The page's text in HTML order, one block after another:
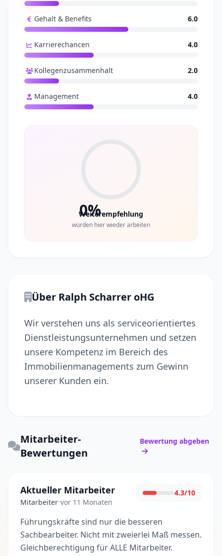
Gehalt & Benefits 6.0
Karrierechancen 4.0
Kollegenzusammenhalt 2.0
Management 4.0
0%
Weiterempfehlung
würden hier wieder arbeiten
Über Ralph Scharrer oHG
Wir verstehen uns als serviceorientiertes
Dienstleistungsunternehmen und setzen
unsere Kompetenz im Bereich des
Immobilienmanagements zum Gewinn
unserer Kunden ein.
Mitarbeiter-
Bewertungen
Bewertung abgeben
Aktueller Mitarbeiter
Mitarbeiter•vor 11 Monaten
4.3/10
Führungskräfte sind nur die besseren
Sachbearbeiter. Nicht mit zweierlei Maß messen.
Gleichberechtigung für ALLE Mitarbeiter.